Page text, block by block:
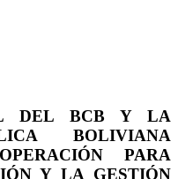
DEL BCB Y LA
BOLIVIANA
PARA
Y LA GESTIÓN